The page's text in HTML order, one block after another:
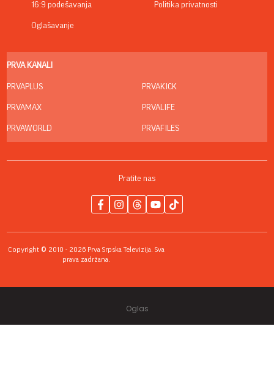
16:9 podešavanja
Oglašavanje
Politika privatnosti
PRVA KANALI
PRVAPLUS
PRVAMAX
PRVAWORLD
PRVAKICK
PRVALIFE
PRVAFILES
Pratite nas
Copyright © 2010 - 2026 Prva Srpska Televizija. Sva
prava zadržana.